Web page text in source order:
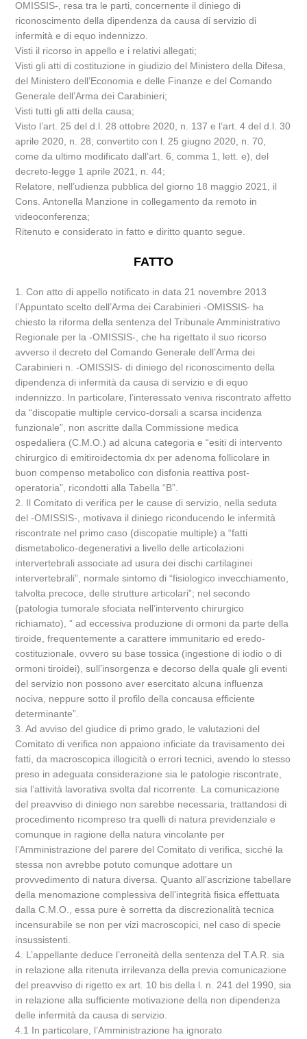
OMISSIS-, resa tra le parti, concernente il diniego di
riconoscimento della dipendenza da causa di servizio di
infermità e di equo indennizzo.
Visti il ricorso in appello e i relativi allegati;
Visti gli atti di costituzione in giudizio del Ministero della Difesa,
del Ministero dell’Economia e delle Finanze e del Comando
Generale dell’Arma dei Carabinieri;
Visti tutti gli atti della causa;
Visto l’art. 25 del d.l. 28 ottobre 2020, n. 137 e l’art. 4 del d.l. 30
aprile 2020, n. 28, convertito con l. 25 giugno 2020, n. 70,
come da ultimo modificato dall’art. 6, comma 1, lett. e), del
decreto-legge 1 aprile 2021, n. 44;
Relatore, nell’udienza pubblica del giorno 18 maggio 2021, il
Cons. Antonella Manzione in collegamento da remoto in
videoconferenza;
Ritenuto e considerato in fatto e diritto quanto segue.
FATTO
1. Con atto di appello notificato in data 21 novembre 2013
l’Appuntato scelto dell’Arma dei Carabinieri -OMISSIS- ha
chiesto la riforma della sentenza del Tribunale Amministrativo
Regionale per la -OMISSIS-, che ha rigettato il suo ricorso
avverso il decreto del Comando Generale dell’Arma dei
Carabinieri n. -OMISSIS- di diniego del riconoscimento della
dipendenza di infermità da causa di servizio e di equo
indennizzo. In particolare, l’interessato veniva riscontrato affetto
da “discopatie multiple cervico-dorsali a scarsa incidenza
funzionale”, non ascritte dalla Commissione medica
ospedaliera (C.M.O.) ad alcuna categoria e “esiti di intervento
chirurgico di emitiroidectomia dx per adenoma follicolare in
buon compenso metabolico con disfonia reattiva post-
operatoria”, ricondotti alla Tabella “B”.
2. Il Comitato di verifica per le cause di servizio, nella seduta
del -OMISSIS-, motivava il diniego riconducendo le infermità
riscontrate nel primo caso (discopatie multiple) a “fatti
dismetabolico-degenerativi a livello delle articolazioni
intervertebrali associate ad usura dei dischi cartilaginei
intervertebrali”, normale sintomo di “fisiologico invecchiamento,
talvolta precoce, delle strutture articolari”; nel secondo
(patologia tumorale sfociata nell’intervento chirurgico
richiamato), ” ad eccessiva produzione di ormoni da parte della
tiroide, frequentemente a carattere immunitario ed eredo-
costituzionale, ovvero su base tossica (ingestione di iodio o di
ormoni tiroidei), sull’insorgenza e decorso della quale gli eventi
del servizio non possono aver esercitato alcuna influenza
nociva, neppure sotto il profilo della concausa efficiente
determinante”.
3. Ad avviso del giudice di primo grado, le valutazioni del
Comitato di verifica non appaiono inficiate da travisamento dei
fatti, da macroscopica illogicità o errori tecnici, avendo lo stesso
preso in adeguata considerazione sia le patologie riscontrate,
sia l’attività lavorativa svolta dal ricorrente. La comunicazione
del preavviso di diniego non sarebbe necessaria, trattandosi di
procedimento ricompreso tra quelli di natura previdenziale e
comunque in ragione della natura vincolante per
l’Amministrazione del parere del Comitato di verifica, sicché la
stessa non avrebbe potuto comunque adottare un
provvedimento di natura diversa. Quanto all’ascrizione tabellare
della menomazione complessiva dell’integrità fisica effettuata
dalla C.M.O., essa pure è sorretta da discrezionalità tecnica
incensurabile se non per vizi macroscopici, nel caso di specie
insussistenti.
4. L’appellante deduce l’erroneità della sentenza del T.A.R. sia
in relazione alla ritenuta irrilevanza della previa comunicazione
del preavviso di rigetto ex art. 10 bis della l. n. 241 del 1990, sia
in relazione alla sufficiente motivazione della non dipendenza
delle infermità da causa di servizio.
4.1 In particolare, l’Amministrazione ha ignorato